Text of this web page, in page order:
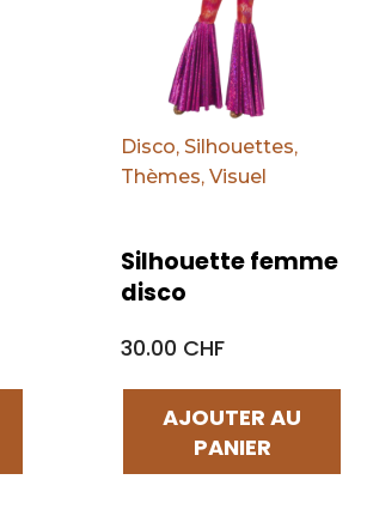
Disco, Silhouettes,
Thèmes, Visuel
Silhouette femme
disco
30.00 CHF
AJOUTER AU
PANIER